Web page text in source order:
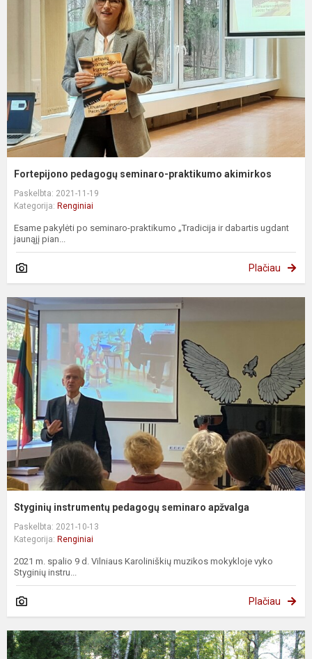
Fortepijono pedagogų seminaro-praktikumo akimirkos
Paskelbta: 2021-11-19
Kategorija: Renginiai
Esame pakylėti po seminaro-praktikumo „Tradicija ir dabartis ugdant
jaunąjį pian...
Plačiau
Styginių instrumentų pedagogų seminaro apžvalga
Paskelbta: 2021-10-13
Kategorija: Renginiai
2021 m. spalio 9 d. Vilniaus Karoliniškių muzikos mokykloje vyko
Styginių instru...
Plačiau